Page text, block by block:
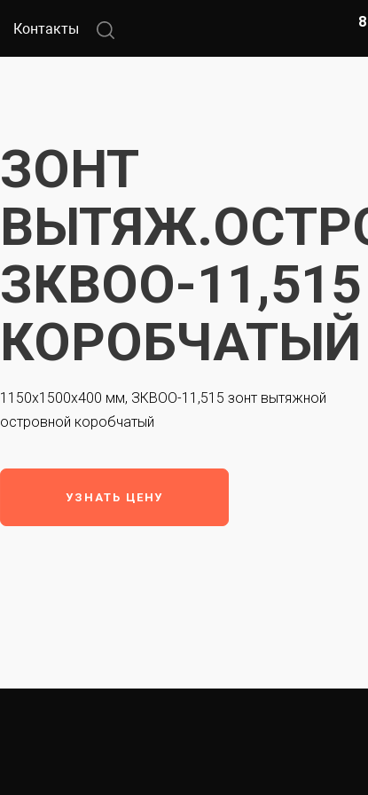
Контакты
ЗОНТ
ЗКВОО-11,515
КОРОБЧАТЫЙ
1150x1500x400 мм, ЗКВОО-11,515 зонт вытяжной
островной коробчатый
УЗНАТЬ ЦЕНУ